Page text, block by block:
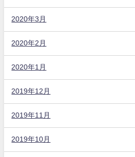
2020年3月
2020年2月
2020年1月
2019年12月
2019年11月
2019年10月